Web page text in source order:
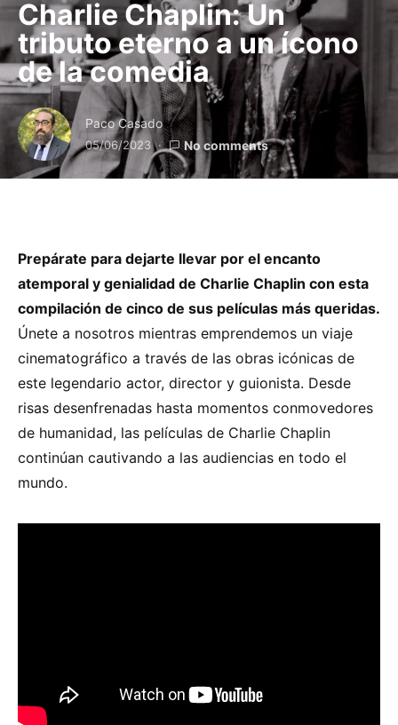
Charlie Chaplin: Un
tributo eterno a un ícono
de la comedia
Paco Casado
05/06/2023 No comments
Prepárate para dejarte llevar por el encanto
atemporal y genialidad de Charlie Chaplin con esta
compilación de cinco de sus películas más queridas.
Únete a nosotros mientras emprendemos un viaje
cinematográfico a través de las obras icónicas de
este legendario actor, director y guionista. Desde
risas desenfrenadas hasta momentos conmovedores
de humanidad, las películas de Charlie Chaplin
continúan cautivando a las audiencias en todo el
mundo.